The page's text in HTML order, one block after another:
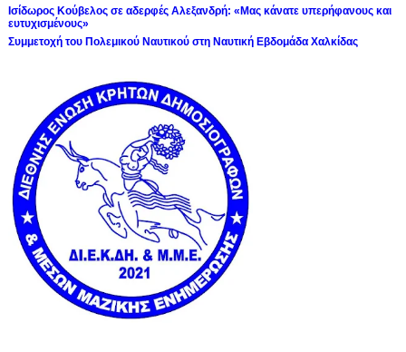
Ισίδωρος Κούβελος σε αδερφές Αλεξανδρή: «Μας κάνατε υπερήφανους και
ευτυχισμένους»
Συμμετοχή του Πολεμικού Ναυτικού στη Ναυτική Εβδομάδα Χαλκίδας